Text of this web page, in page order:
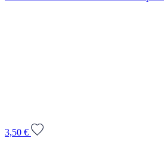
3,50 €